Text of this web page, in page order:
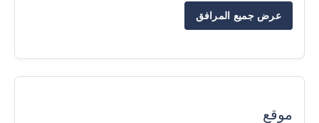
عرض جميع المرافق
موقع